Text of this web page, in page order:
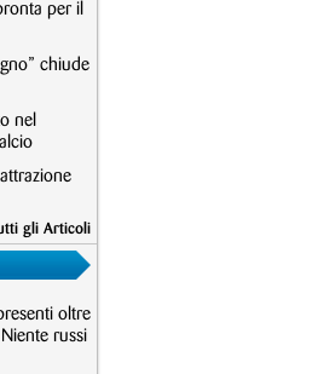
per il
chiude
nel
gli Articoli
oltre
russi